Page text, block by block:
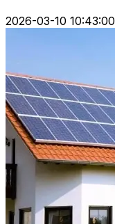
2026-03-10 10:43:00